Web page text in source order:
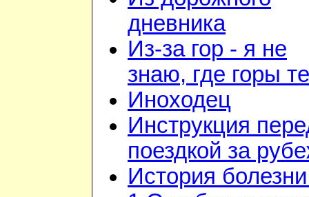
дневника
Из-за гор - я не
знаю, где горы те
Иноходец
Инструкция
поездкой за
История